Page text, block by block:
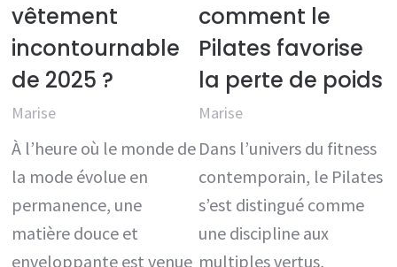
vêtement
incontournable
de 2025 ?
Marise
À l’heure où le monde de
la mode évolue en
permanence, une
matière douce et
enveloppante est venue
comment le
Pilates favorise
la perte de poids
Marise
Dans l’univers du fitness
contemporain, le Pilates
s’est distingué comme
une discipline aux
multiples vertus,